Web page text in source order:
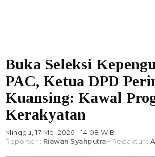
Buka Seleksi
PAC, Ketua DPD
Kuansing: Kawal
Kerakyatan
Minggu, 17 Mei 2026 - 14:08 WIB
Reporter : Riawan Syahputra Redaktur :